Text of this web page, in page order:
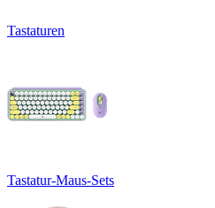
Tastaturen
Tastatur-Maus-Sets